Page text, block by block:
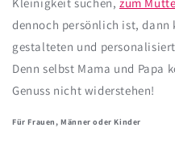
Kleinigkeit suchen, zum
dennoch persönlich ist, dann
gestalteten und
Denn selbst Mama und Papa
Genuss nicht widerstehen!
Für Frauen, Männer oder Kinder